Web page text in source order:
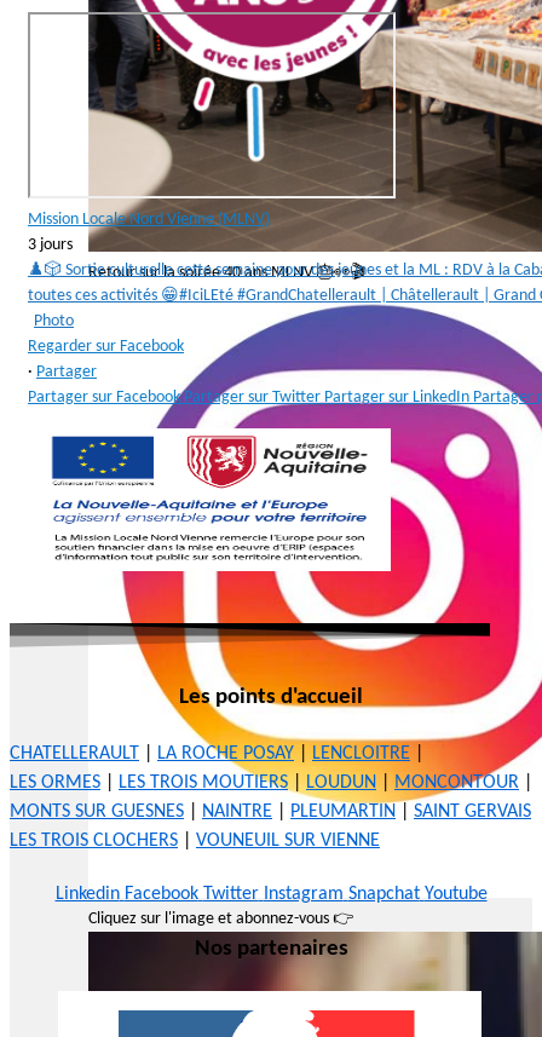
Retour sur la soirée 40 ans MLNV 🎂👀🎬
Cliquez sur l'image et abonnez-vous 👉
Mission Locale Nord Vienne (MLNV)
3 jours
♟️🎲 Sortie culturelle cette semaine pour des jeunes et la ML : RDV à la
toutes ces activités 😁#IciLEté #GrandChatellerault | Châtellerault |
Photo
Regarder sur Facebook
· Partager
Partager sur Facebook Partager sur Twitter Partager sur LinkedIn Partager
Les points d'accueil
CHATELLERAULT LA ROCHE POSAY LENCLOITRE
LES ORMES
LES TROIS MOUTIERS LOUDUN MONCONTOUR
MONTS SUR GUESNES
NAINTRE PLEUMARTIN
SAINT GERVAIS
LES TROIS CLOCHERS
VOUNEUIL SUR VIENNE
Linkedin Facebook Twitter Instagram Snapchat Youtube
Nos partenaires